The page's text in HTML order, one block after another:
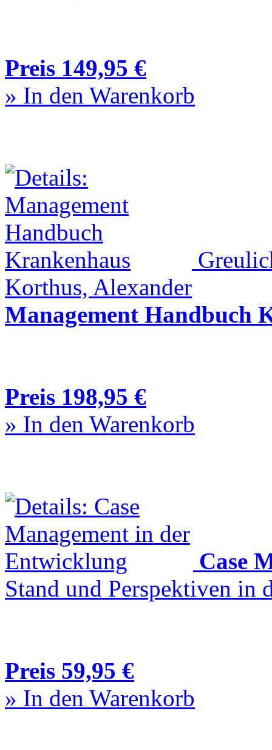
Preis 149,95 €
» In den Warenkorb
Korthus, Alexander
Management Handbuch
Preis 198,95 €
» In den Warenkorb
Case
Stand und Perspektiven in
Preis 59,95 €
» In den Warenkorb